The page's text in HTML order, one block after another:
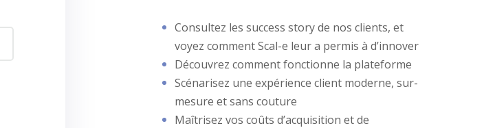
Consultez les success story de nos clients, et
voyez comment Scal-e leur a permis à d’innover
Découvrez comment fonctionne la plateforme
Scénarisez une expérience client moderne, sur-
mesure et sans couture
Maîtrisez vos coûts d’acquisition et de